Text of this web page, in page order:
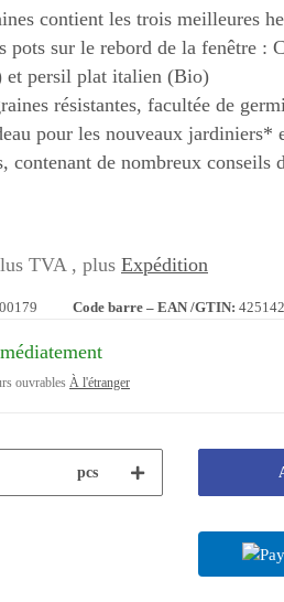
contient les trois meilleures
pots sur le rebord de la fenêtre :
et persil plat italien (Bio)
résistantes, facultée de
pour les nouveaux jardiniers*
contenant de nombreux conseils
TVA , plus Expédition
Code barre – EAN /GTIN:
ouvrables À l'étranger
pcs